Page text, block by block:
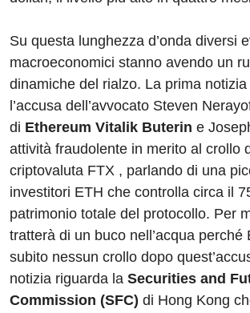
Su questa lunghezza d’onda diversi
macroeconomici stanno avendo un
dinamiche del rialzo. La prima
l’accusa dell’avvocato Steven
di Ethereum Vitalik Buterin e
attività fraudolente in merito al crollo
criptovaluta FTX , parlando di una
investitori ETH che controlla circa il
patrimonio totale del protocollo. Per
tratterà di un buco nell’acqua perché
subito nessun crollo dopo
notizia riguarda la Securities and
Commission (SFC) di Hong Kong